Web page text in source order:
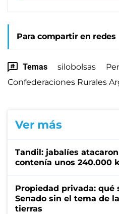
Para compartir en redes
Temas silobolsas
Confederaciones Rurales
Ver más
Tandil: jabalíes
contenía unos 240.000
Propiedad privada: qué
Senado sin el tema de
tierras